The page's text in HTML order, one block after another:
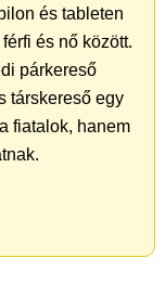
és tableten
és nő között.
párkereső
társkereső egy
fiatalok, hanem